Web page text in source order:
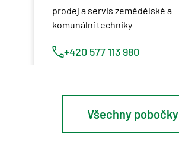
prodej a servis zemědělské a
komunální techniky
+420 577 113 980
Všechny pobočky